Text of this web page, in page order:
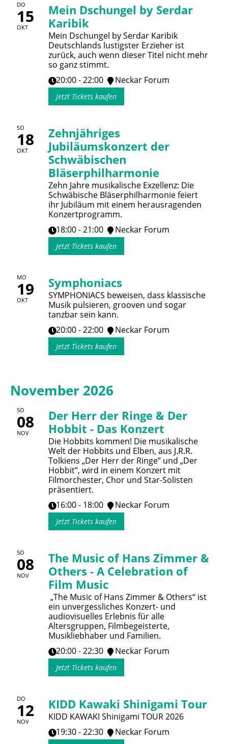
DO
15
OKT
Mein Dschungel by Serdar
Karibik
Mein Dschungel by Serdar Karibik
Deutschlands lustigster Erzieher ist
zurück, auch wenn dieser Titel nicht mehr
so ganz stimmt.
20:00 - 22:00
Neckar Forum
Jetzt Tickets kaufen
SO
18
OKT
Zehnjähriges
Jubiläumskonzert der
Schwäbischen
Bläserphilharmonie
Zehn Jahre musikalische Exzellenz: Die
Schwäbische Bläserphilharmonie feiert
ihr Jubiläum mit einem herausragenden
Konzertprogramm.
18:00 - 21:00
Neckar Forum
Jetzt Tickets kaufen
MO
19
OKT
Symphoniacs
SYMPHONIACS beweisen, dass klassische
Musik pulsieren, grooven und sogar
tanzbar sein kann.
20:00 - 22:00
Neckar Forum
Jetzt Tickets kaufen
November 2026
SO
08
NOV
Der Herr der Ringe & Der
Hobbit - Das Konzert
Die Hobbits kommen! Die musikalische
Welt der Hobbits und Elben, aus J.R.R.
Tolkiens „Der Herr der Ringe” und „Der
Hobbit”, wird in einem Konzert mit
Filmorchester, Chor und Star-Solisten
präsentiert.
16:00 - 18:00
Neckar Forum
Jetzt Tickets kaufen
SO
08
NOV
The Music of Hans Zimmer &
Others - A Celebration of
Film Music
„The Music of Hans Zimmer & Others“ ist
ein unvergessliches Konzert- und
audiovisuelles Erlebnis für alle
Altersgruppen, Filmbegeisterte,
Musikliebhaber und Familien.
20:00 - 22:30
Neckar Forum
Jetzt Tickets kaufen
DO
12
NOV
KIDD Kawaki Shinigami Tour
KIDD KAWAKI Shinigami TOUR 2026
19:30 - 22:30
Neckar Forum